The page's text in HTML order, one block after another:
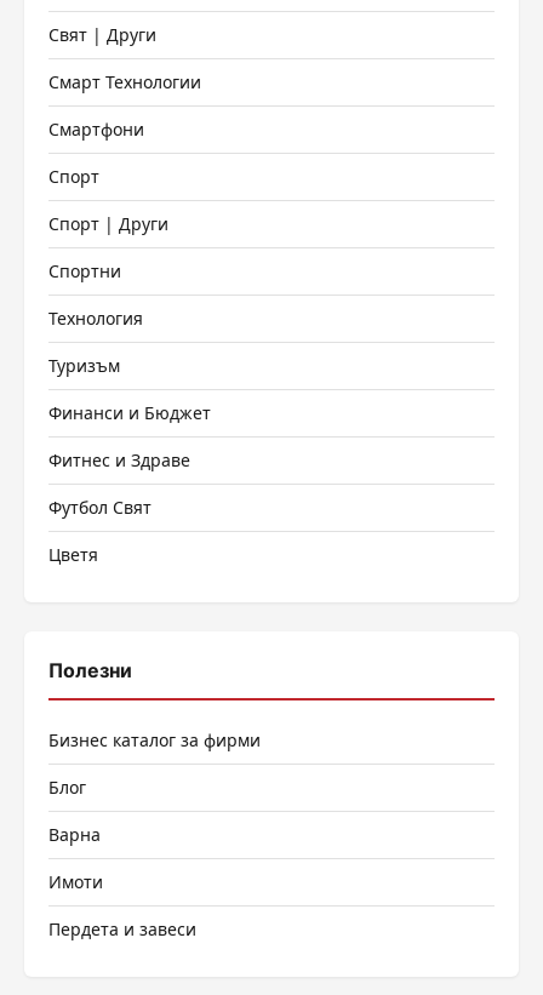
Свят | Други
Смарт Технологии
Смартфони
Спорт
Спорт | Други
Спортни
Технология
Туризъм
Финанси и Бюджет
Фитнес и Здраве
Футбол Свят
Цветя
Полезни
Бизнес каталог за фирми
Блог
Варна
Имоти
Пердета и завеси